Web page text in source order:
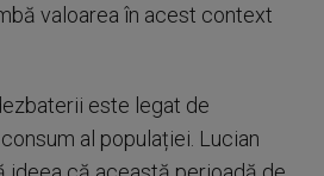
valoarea în acest context
este legat de
al populației. Lucian